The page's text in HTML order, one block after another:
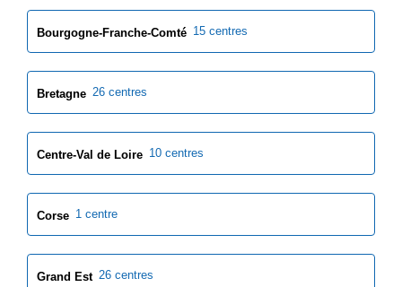
Bourgogne-Franche-Comté 15 centres
Bretagne 26 centres
Centre-Val de Loire 10 centres
Corse 1 centre
Grand Est 26 centres